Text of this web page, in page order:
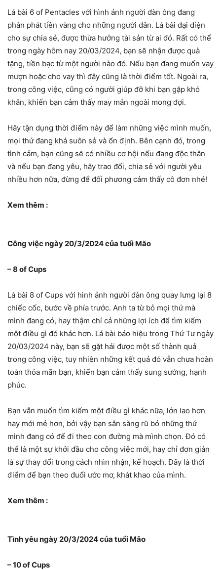
Lá bài 6 of Pentacles với hình ảnh người đàn ông đang
phân phát tiền vàng cho những người dân. Lá bài đại diện
cho sự chia sẻ, được thừa hưởng tài sản từ ai đó. Rất có thể
trong ngày hôm nay 20/03/2024, bạn sẽ nhận được quà
tặng, tiền bạc từ một người nào đó. Nếu bạn đang muốn vay
mượn hoặc cho vay thì đây cũng là thời điểm tốt. Ngoài ra,
trong công việc, cũng có người giúp đỡ khi bạn gặp khó
khăn, khiến bạn cảm thấy may mắn ngoài mong đợi.
Hãy tận dụng thời điểm này để làm những việc mình muốn,
mọi thứ đang khá suôn sẻ và ổn định. Bên cạnh đó, trong
tình cảm, bạn cũng sẽ có nhiều cơ hội nếu đang độc thân
và nếu bạn đang yêu, hãy trao đổi, chia sẻ với người yêu
nhiều hơn nữa, đừng để đối phương cảm thấy cô đơn nhé!
Xem thêm :
Công việc ngày 20/3/2024 của tuổi Mão
– 8 of Cups
Lá bài 8 of Cups với hình ảnh người đàn ông quay lưng lại 8
chiếc cốc, bước về phía trước. Anh ta từ bỏ mọi thứ mà
mình đang có, hay thậm chí cả những lợi ích để tìm kiếm
một điều gì đó khác hơn. Lá bài báo hiệu trong Thứ Tư ngày
20/03/2024 này, bạn sẽ gặt hái được một số thành quả
trong công việc, tuy nhiên những kết quả đó vẫn chưa hoàn
toàn thỏa mãn bạn, khiến bạn cảm thấy sung sướng, hạnh
phúc.
Bạn vẫn muốn tìm kiếm một điều gì khác nữa, lớn lao hơn
hay mới mẻ hơn, bởi vậy bạn sẵn sàng rũ bỏ những thứ
mình đang có để đi theo con đường mà mình chọn. Đó có
thể là một sự khởi đầu cho công việc mới, hay chỉ đơn giản
là sự thay đổi trong cách nhìn nhận, kế hoạch. Đây là thời
điểm để bạn theo đuổi ước mơ, khát khao của mình.
Xem thêm :
Tình yêu ngày 20/3/2024 của tuổi Mão
– 10 of Cups